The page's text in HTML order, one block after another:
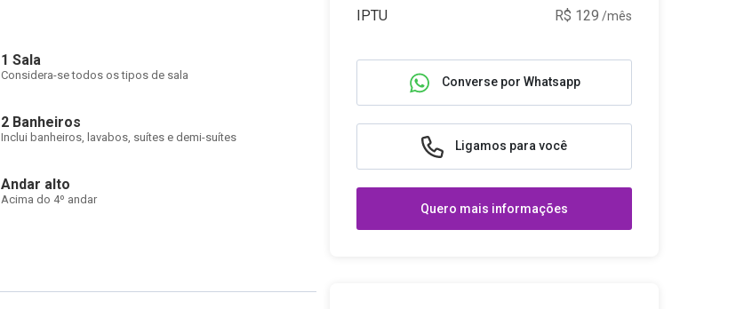
1 Sala
Considera-se todos os tipos de sala
2 Banheiros
Inclui banheiros, lavabos, suítes e demi-suítes
Andar alto
Acima do 4º andar
IPTU R$ 129 /mês
Converse por Whatsapp
Ligamos para você
Quero mais informações